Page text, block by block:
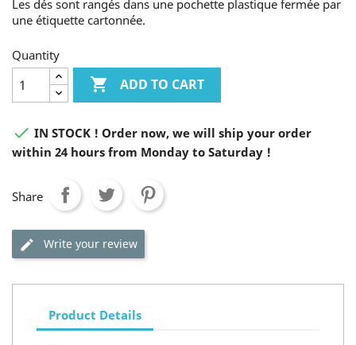
Les dés sont rangés dans une pochette plastique fermée par
une étiquette cartonnée.
Quantity
 ADD TO CART
 IN STOCK ! Order now, we will ship your order
within 24 hours from Monday to Saturday !
Share
Write your review
Product Details